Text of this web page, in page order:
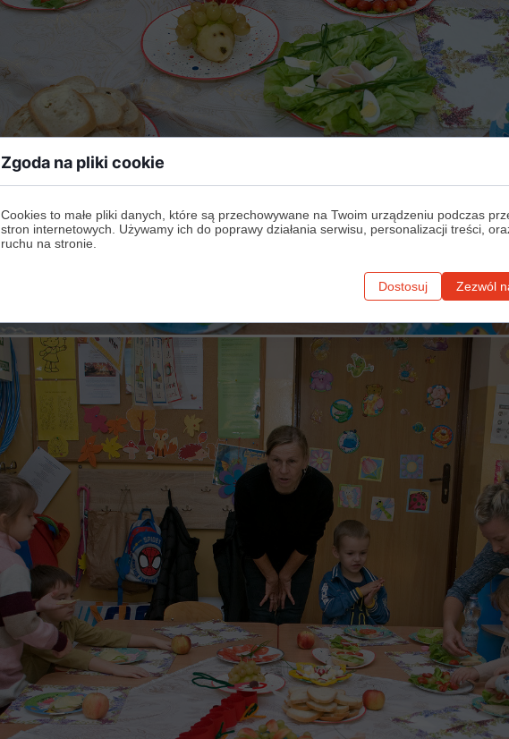
Zgoda na pliki cookie
Cookies to małe pliki danych, które są przechowywane na Twoim urządzeniu podczas
stron internetowych. Używamy ich do poprawy działania serwisu, personalizacji treści,
ruchu na stronie.
Dostosuj Zezwól